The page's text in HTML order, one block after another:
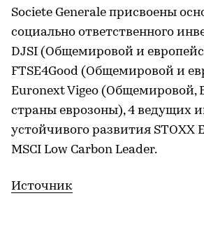
Societe Generale присвоены
социально ответственного
DJSI (Общемировой и
FTSE4Good (Общемировой и
Euronext Vigeo (Общемировой,
страны еврозоны), 4 ведущих
устойчивого развития STOXX
MSCI Low Carbon Leader.
Источник